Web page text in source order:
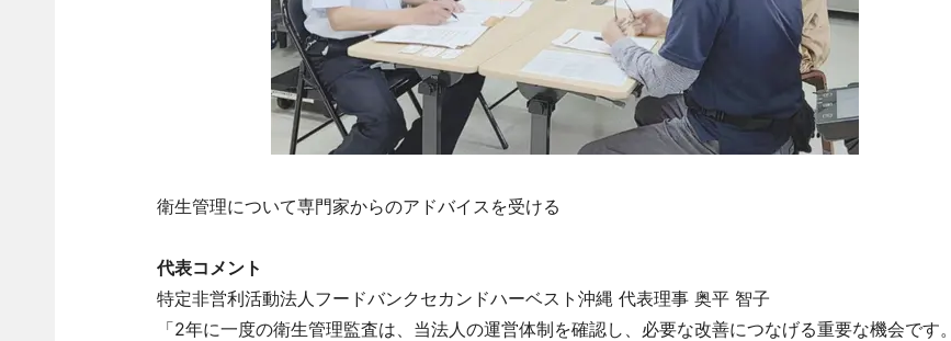
衛生管理について専門家からのアドバイスを受ける
代表コメント
特定非営利活動法人フードバンクセカンドハーベスト沖縄 代表理事 奥平 智子
「2年に一度の衛生管理監査は、当法人の運営体制を確認し、必要な改善につなげる重要な機会です。